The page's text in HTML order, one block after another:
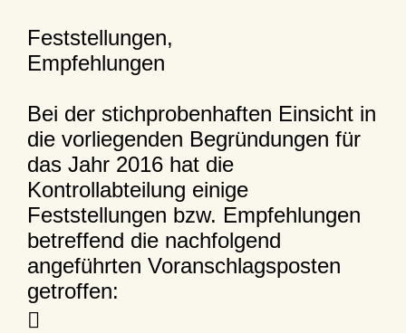
Feststellungen,
Empfehlungen
Bei der stichprobenhaften Einsicht in
die vorliegenden Begründungen für
das Jahr 2016 hat die
Kontrollabteilung einige
Feststellungen bzw. Empfehlungen
betreffend die nachfolgend
angeführten Voranschlagsposten
getroffen:
